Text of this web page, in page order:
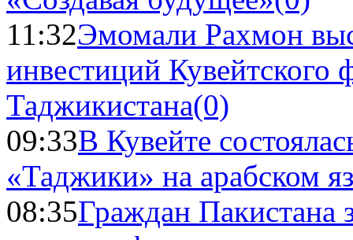
11:32Эмомали Рахмон
инвестиций Кувейтского
Таджикистана(0)
09:33В Кувейте
«Таджики» на арабском
08:35Граждан Пакистана